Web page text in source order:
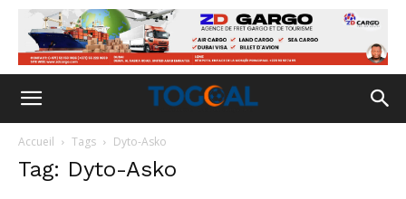
Accueil Tags Dyto-Asko
Tag: Dyto-Asko